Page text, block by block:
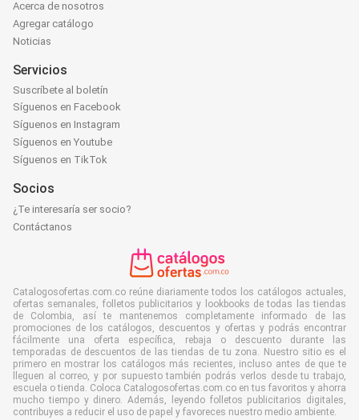
Acerca de nosotros
Agregar catálogo
Noticias
Servicios
Suscríbete al boletín
Síguenos en Facebook
Síguenos en Instagram
Síguenos en Youtube
Síguenos en TikTok
Socios
¿Te interesaría ser socio?
Contáctanos
Catalogosofertas.com.co reúne diariamente todos los catálogos actuales,
ofertas semanales, folletos publicitarios y lookbooks de todas las tiendas
de Colombia, así te mantenemos completamente informado de las
promociones de los catálogos, descuentos y ofertas y podrás encontrar
fácilmente una oferta específica, rebaja o descuento durante las
temporadas de descuentos de las tiendas de tu zona. Nuestro sitio es el
primero en mostrar los catálogos más recientes, incluso antes de que te
lleguen al correo, y por supuesto también podrás verlos desde tu trabajo,
escuela o tienda. Coloca Catalogosofertas.com.co en tus favoritos y ahorra
mucho tiempo y dinero. Además, leyendo folletos publicitarios digitales,
contribuyes a reducir el uso de papel y favoreces nuestro medio ambiente.